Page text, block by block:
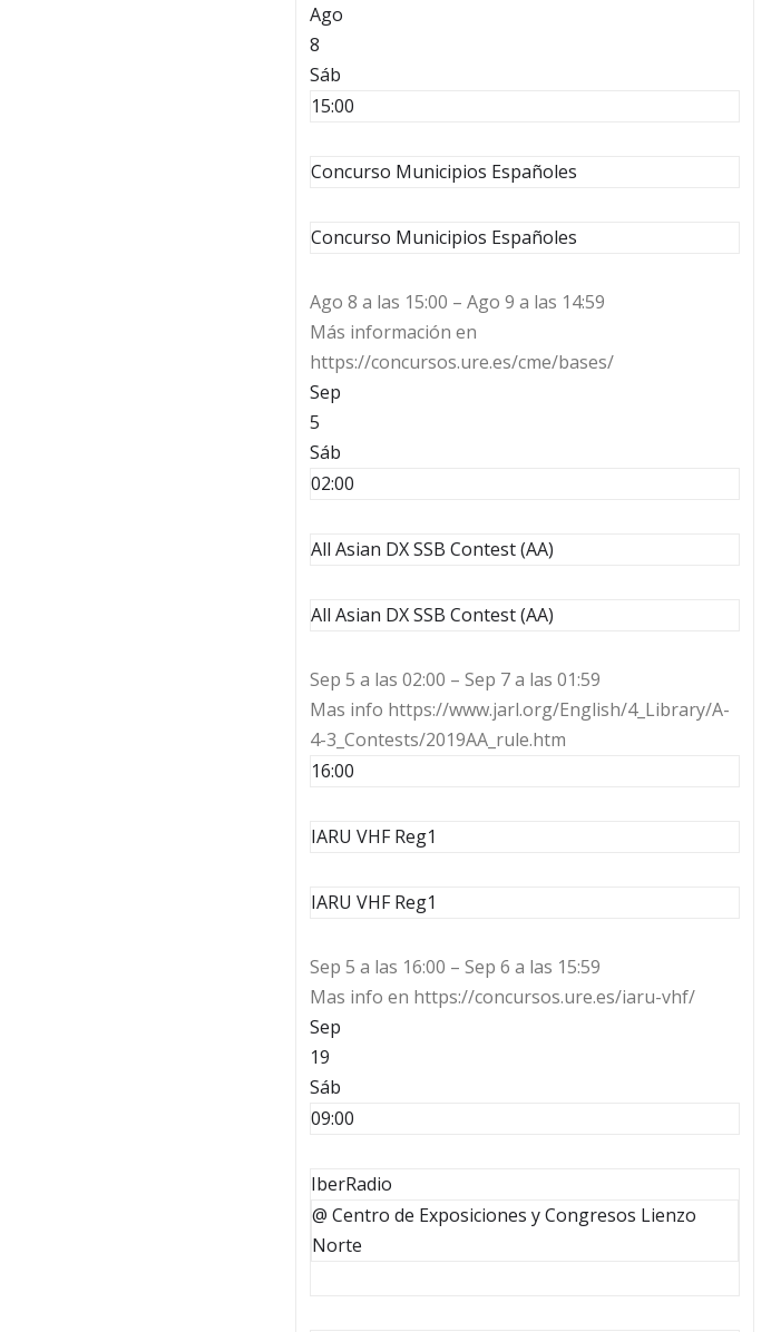
Ago
8
Sáb
15:00
Concurso Municipios Españoles
Concurso Municipios Españoles
Ago 8 a las 15:00 – Ago 9 a las 14:59
Más información en
https://concursos.ure.es/cme/bases/
Sep
5
Sáb
02:00
All Asian DX SSB Contest (AA)
All Asian DX SSB Contest (AA)
Sep 5 a las 02:00 – Sep 7 a las 01:59
Mas info https://www.jarl.org/English/4_Library/A-
4-3_Contests/2019AA_rule.htm
16:00
IARU VHF Reg1
IARU VHF Reg1
Sep 5 a las 16:00 – Sep 6 a las 15:59
Mas info en https://concursos.ure.es/iaru-vhf/
Sep
19
Sáb
09:00
IberRadio
@ Centro de Exposiciones y Congresos Lienzo
Norte